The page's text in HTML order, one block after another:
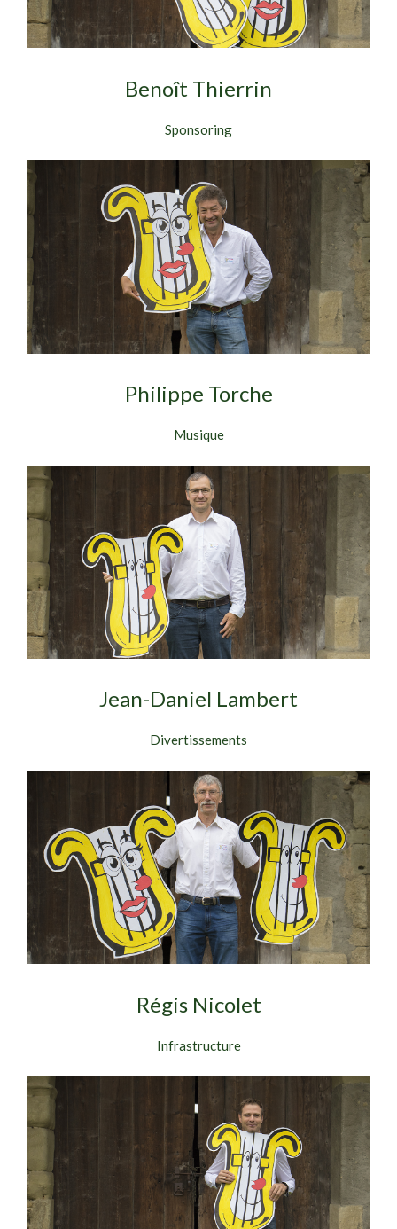
Benoît Thierrin
Sponsoring
Philippe Torche
Musique
Jean-Daniel Lambert
Divertissements
Régis Nicolet
Infrastructure